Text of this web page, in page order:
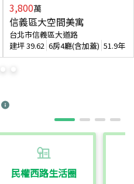
民權西路生活圈
3,800萬
信義區大空間美寓
台北市信義區大道路
建坪39.62 6房4廳(含加蓋) 51.9年